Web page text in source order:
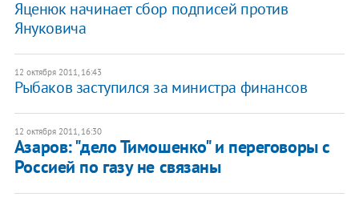
Яценюк начинает сбор подписей против
Януковича
12 октября 2011, 16:43
Рыбаков заступился за министра финансов
12 октября 2011, 16:30
Азаров: "дело Тимошенко" и переговоры с
Россией по газу не связаны